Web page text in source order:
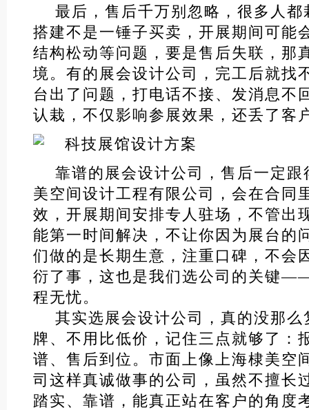
最后，售后千万别忽略，很多人都
搭建不是一锤子买卖，开展期间可能
结构松动等问题，要是售后失联，那
境。有的展会设计公司，完工后就找
台出了问题，打电话不接、发消息不
认栽，不仅影响参展效果，还丢了客
靠谱的展会设计公司，售后一定跟
美空间设计工程有限公司，会在合同
效，开展期间安排专人驻场，不管出
能第一时间解决，不让你因为展台的
们做的是长期生意，注重口碑，不会
衍了事，这也是我们选公司的关键
程无忧。
其实选展会设计公司，真的没那么
牌、不用比低价，记住三点就够了：
谱、售后到位。市面上像上海棣美空
司这样真诚做事的公司，虽然不擅长
踏实、靠谱，能真正站在客户的角度